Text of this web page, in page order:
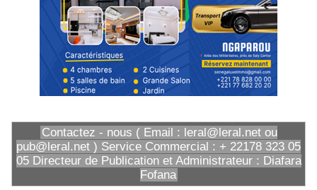
Contactez - nous ( Email : leral@leral.net ou
pub@leral.net ) Service Commercial : + 22178 323 05
05 Directeur de Publication et Administrateur : Diafara
Fofana